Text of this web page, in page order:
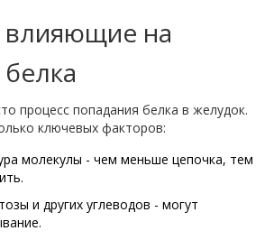
на
процесс попадания белка в желудок.
ключевых факторов:
молекулы - чем меньше цепочка, тем
и других углеводов - могут